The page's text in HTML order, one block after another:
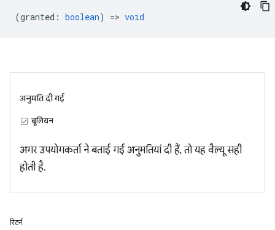
(granted : boolean) => void
अनुमति दी गई
बूलियन
अगर उपयोगकर्ता ने बताई गई अनुमतियां दी हैं, तो यह वैल्यू सही
होती है.
रिटर्न